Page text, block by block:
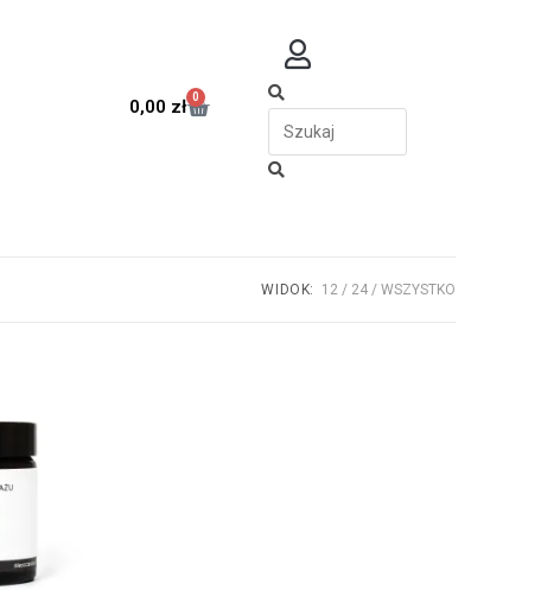
0,00 zł 0
WIDOK: 12 24 WSZYSTKO